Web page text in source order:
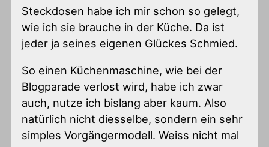
Steckdosen habe ich mir schon so gelegt,
wie ich sie brauche in der Küche. Da ist
jeder ja seines eigenen Glückes Schmied.
So einen Küchenmaschine, wie bei der
Blogparade verlost wird, habe ich zwar
auch, nutze ich bislang aber kaum. Also
natürlich nicht diesselbe, sondern ein sehr
simples Vorgängermodell. Weiss nicht mal